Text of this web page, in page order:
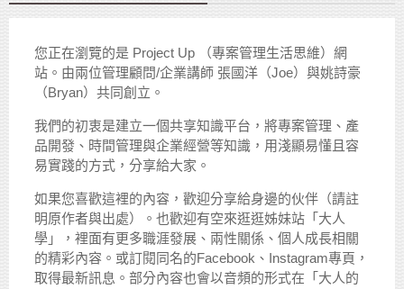
您正在瀏覽的是 Project Up （專案管理生活思維）網
站。由兩位管理顧問/企業講師 張國洋（Joe）與姚詩豪
（Bryan）共同創立。
我們的初衷是建立一個共享知識平台，將專案管理、產
品開發、時間管理與企業經營等知識，用淺顯易懂且容
易實踐的方式，分享給大家。
如果您喜歡這裡的內容，歡迎分享給身邊的伙伴（請註
明原作者與出處）。也歡迎有空來逛逛姊妹站「大人
學」，裡面有更多職涯發展、兩性關係、個人成長相關
的精彩內容。或訂閱同名的Facebook、Instagram專頁，
取得最新訊息。部分內容也會以音頻的形式在「大人的